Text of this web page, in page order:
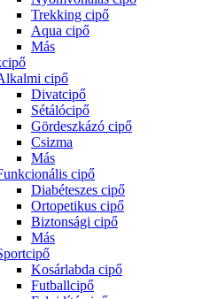
Trekking cipő
Aqua cipő
Más
cipő
Divatcipő
Sétálócipő
Gördeszkázó cipő
Csizma
Más
cipő
Diabéteszes cipő
Ortopetikus cipő
Biztonsági cipő
Más
Kosárlabda cipő
Futballcipő